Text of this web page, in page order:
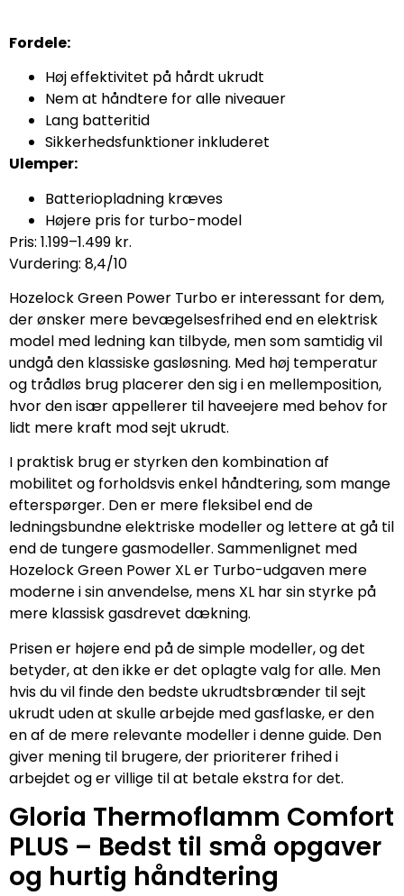
Fordele:
Høj effektivitet på hårdt ukrudt
Nem at håndtere for alle niveauer
Lang batteritid
Sikkerhedsfunktioner inkluderet
Ulemper:
Batteriopladning kræves
Højere pris for turbo-model
Pris: 1.199–1.499 kr.
Vurdering: 8,4/10
Hozelock Green Power Turbo er interessant for dem,
der ønsker mere bevægelsesfrihed end en elektrisk
model med ledning kan tilbyde, men som samtidig vil
undgå den klassiske gasløsning. Med høj temperatur
og trådløs brug placerer den sig i en mellemposition,
hvor den især appellerer til haveejere med behov for
lidt mere kraft mod sejt ukrudt.
I praktisk brug er styrken den kombination af
mobilitet og forholdsvis enkel håndtering, som mange
efterspørger. Den er mere fleksibel end de
ledningsbundne elektriske modeller og lettere at gå til
end de tungere gasmodeller. Sammenlignet med
Hozelock Green Power XL er Turbo-udgaven mere
moderne i sin anvendelse, mens XL har sin styrke på
mere klassisk gasdrevet dækning.
Prisen er højere end på de simple modeller, og det
betyder, at den ikke er det oplagte valg for alle. Men
hvis du vil finde den bedste ukrudtsbrænder til sejt
ukrudt uden at skulle arbejde med gasflaske, er den
en af de mere relevante modeller i denne guide. Den
giver mening til brugere, der prioriterer frihed i
arbejdet og er villige til at betale ekstra for det.
Gloria Thermoflamm Comfort
PLUS – Bedst til små opgaver
og hurtig håndtering